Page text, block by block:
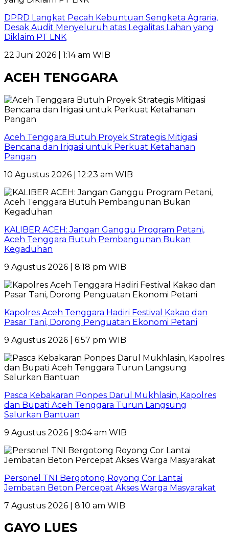
DPRD Langkat Pecah Kebuntuan Sengketa Agraria,
Desak Audit Menyeluruh atas Legalitas Lahan yang
Diklaim PT LNK
22 Juni 2026 | 1:14 am WIB
ACEH TENGGARA
Aceh Tenggara Butuh Proyek Strategis Mitigasi
Bencana dan Irigasi untuk Perkuat Ketahanan
Pangan
10 Agustus 2026 | 12:23 am WIB
KALIBER ACEH: Jangan Ganggu Program Petani,
Aceh Tenggara Butuh Pembangunan Bukan
Kegaduhan
9 Agustus 2026 | 8:18 pm WIB
Kapolres Aceh Tenggara Hadiri Festival Kakao dan
Pasar Tani, Dorong Penguatan Ekonomi Petani
9 Agustus 2026 | 6:57 pm WIB
Pasca Kebakaran Ponpes Darul Mukhlasin, Kapolres
dan Bupati Aceh Tenggara Turun Langsung
Salurkan Bantuan
9 Agustus 2026 | 9:04 am WIB
Personel TNI Bergotong Royong Cor Lantai
Jembatan Beton Percepat Akses Warga Masyarakat
7 Agustus 2026 | 8:10 am WIB
GAYO LUES